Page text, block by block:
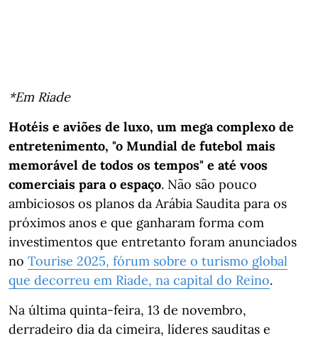
*Em Riade
Hotéis e aviões de luxo, um mega complexo de
entretenimento, "o Mundial de futebol mais
memorável de todos os tempos" e até voos
comerciais para o espaço. Não são pouco
ambiciosos os planos da Arábia Saudita para os
próximos anos e que ganharam forma com
investimentos que entretanto foram anunciados
no Tourise 2025, fórum sobre o turismo global
que decorreu em Riade, na capital do Reino.
Na última quinta-feira, 13 de novembro,
derradeiro dia da cimeira, líderes sauditas e